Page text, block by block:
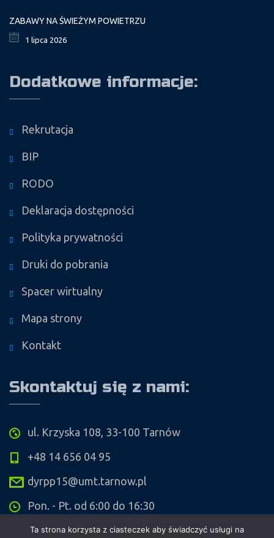
ZABAWY NA ŚWIEŻYM POWIETRZU
1 lipca 2026
Dodatkowe informacje:
Rekrutacja
BIP
RODO
Deklaracja dostępności
Polityka prywatności
Druki do pobrania
Spacer wirtualny
Mapa strony
Kontakt
Skontaktuj się z nami:
ul. Krzyska 108, 33-100 Tarnów
+48 14 656 04 95
dyrpp15@umt.tarnow.pl
Pon. - Pt. od 6:00 do 16:30
Ta strona korzysta z ciasteczek aby świadczyć usługi na